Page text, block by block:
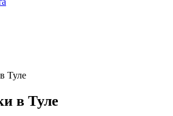
Туле
в Туле